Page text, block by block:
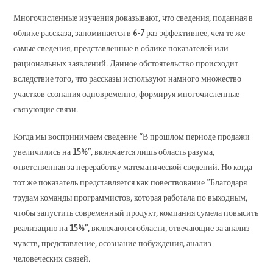
Многочисленные изучения доказывают, что сведения, поданная в
облике рассказа, запоминается в 6-7 раз эффективнее, чем те же
самые сведения, представленные в облике показателей или
рациональных заявлений. Данное обстоятельство происходит
вследствие того, что рассказы используют намного множество
участков сознания одновременно, формируя многочисленные
связующие связи.
Когда мы воспринимаем сведение “В прошлом периоде продажи
увеличились на 15%”, включается лишь область разума,
ответственная за переработку математической сведений. Но когда
тот же показатель представляется как повествование “Благодаря
трудам команды программистов, которая работала по выходным,
чтобы запустить современный продукт, компания сумела повысить
реализацию на 15%”, включаются области, отвечающие за анализ
чувств, представление, осознание побуждения, анализ
человеческих связей.